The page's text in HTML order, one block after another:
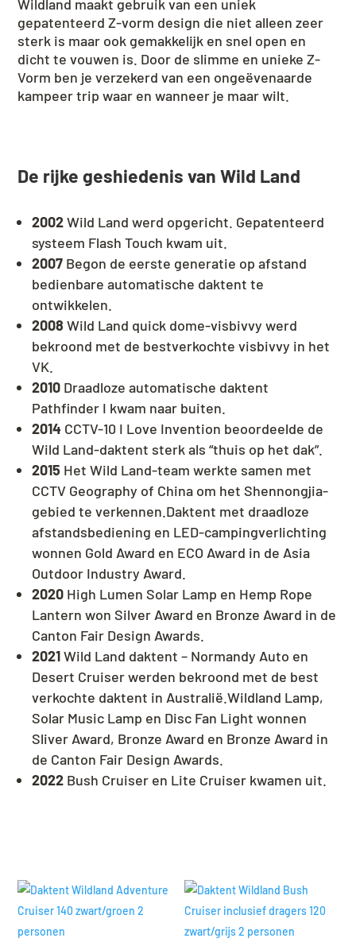
Wildland maakt gebruik van een uniek
gepatenteerd Z-vorm design die niet alleen zeer
sterk is maar ook gemakkelijk en snel open en
dicht te vouwen is. Door de slimme en unieke Z-
Vorm ben je verzekerd van een ongeëvenaarde
kampeer trip waar en wanneer je maar wilt.
De rijke geshiedenis van Wild Land
2002Wild Land werd opgericht. Gepatenteerd
systeem Flash Touch kwam uit.
2007 Begon de eerste generatie op afstand
bedienbare automatische daktent te
ontwikkelen.
2008Wild Land quick dome-visbivvy werd
bekroond met de bestverkochte visbivvy in het
VK.
2010 Draadloze automatische daktent
Pathfinder I kwam naar buiten.
2014 CCTV-10 I Love Invention beoordeelde de
Wild Land-daktent sterk als “thuis op het dak”.
2015 Het Wild Land-team werkte samen met
CCTV Geography of China om het Shennongjia-
gebied te verkennen.Daktent met draadloze
afstandsbediening en LED-campingverlichting
wonnen Gold Award en ECO Award in de Asia
Outdoor Industry Award.
2020 High Lumen Solar Lamp en Hemp Rope
Lantern won Silver Award en Bronze Award in de
Canton Fair Design Awards.
2021Wild Land daktent – Normandy Auto en
Desert Cruiser werden bekroond met de best
verkochte daktent in Australië.Wildland Lamp,
Solar Music Lamp en Disc Fan Light wonnen
Sliver Award, Bronze Award en Bronze Award in
de Canton Fair Design Awards.
2022 Bush Cruiser en Lite Cruiser kwamen uit.